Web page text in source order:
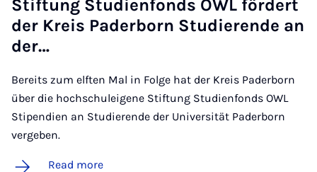
Stif­tung Stud­i­en­fonds OWL fördert
der Kre­is Pader­born Stud­i­er­ende an
der…
Bereits zum elften Mal in Folge hat der Kreis Paderborn
über die hochschuleigene Stiftung Studienfonds OWL
Stipendien an Studierende der Universität Paderborn
vergeben.
Read more